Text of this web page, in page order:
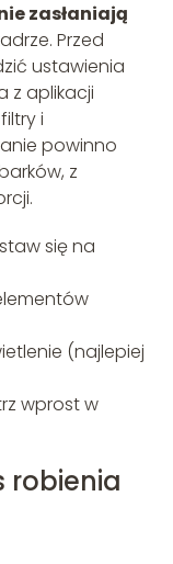
zasłaniają
Przed
ustawienia
z aplikacji
i
powinno
z
się na
(najlepiej
wprost w
robienia